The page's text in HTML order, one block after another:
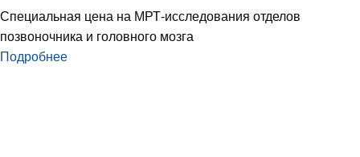
Специальная цена на МРТ-исследования отделов
позвоночника и головного мозга
Подробнее